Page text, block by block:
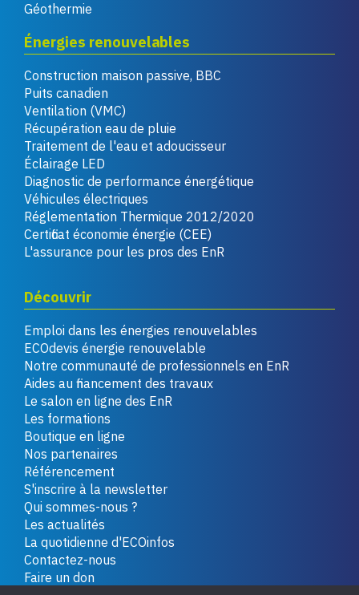
Géothermie
Énergies renouvelables
Construction maison passive, BBC
Puits canadien
Ventilation (VMC)
Récupération eau de pluie
Traitement de l'eau et adoucisseur
Éclairage LED
Diagnostic de performance énergétique
Véhicules électriques
Réglementation Thermique 2012/2020
Certificat économie énergie (CEE)
L'assurance pour les pros des EnR
Découvrir
Emploi dans les énergies renouvelables
ECOdevis énergie renouvelable
Notre communauté de professionnels en EnR
Aides au financement des travaux
Le salon en ligne des EnR
Les formations
Boutique en ligne
Nos partenaires
Référencement
S'inscrire à la newsletter
Qui sommes-nous ?
Les actualités
La quotidienne d'ECOinfos
Contactez-nous
Faire un don